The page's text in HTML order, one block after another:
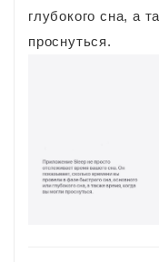
глубокого сна, а
проснуться.